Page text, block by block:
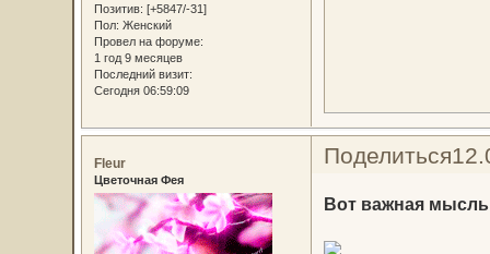
Позитив: [+5847/-31]
Пол: Женский
Провел на форуме:
1 год 9 месяцев
Последний визит:
Сегодня 06:59:09
Поделиться
Fleur
Цветочная Фея
Вот важная